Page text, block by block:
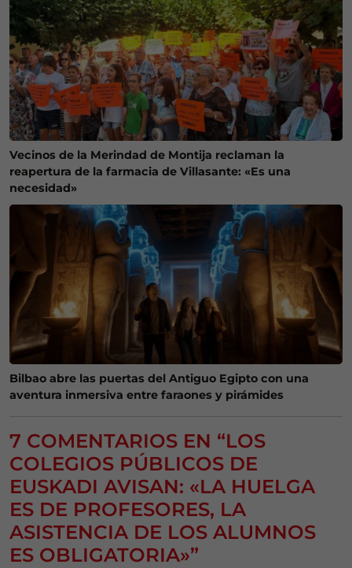
Vecinos de la Merindad de Montija reclaman la
reapertura de la farmacia de Villasante: «Es una
necesidad»
Bilbao abre las puertas del Antiguo Egipto con una
aventura inmersiva entre faraones y pirámides
7 COMENTARIOS EN “LOS
COLEGIOS PÚBLICOS DE
EUSKADI AVISAN: «LA HUELGA
ES DE PROFESORES, LA
ASISTENCIA DE LOS ALUMNOS
ES OBLIGATORIA»”